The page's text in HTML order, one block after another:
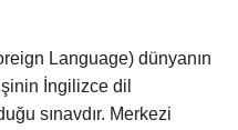
Language) dünyanın
İngilizce dil
sınavdır. Merkezi